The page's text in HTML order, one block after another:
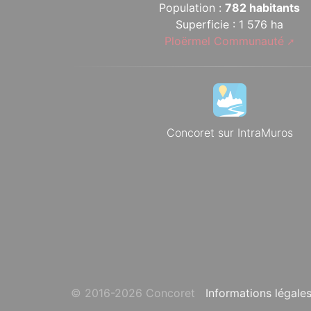
Population :782 habitants
Superficie : 1 576 ha
Ploërmel Communauté
Concoret sur IntraMuros
© 2016-2026 Concoret Informations légales